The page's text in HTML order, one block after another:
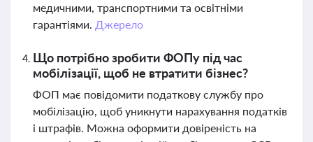
медичними, транспортними та освітніми
гарантіями. Джерело
Що потрібно зробити ФОПу під час
мобілізації, щоб не втратити бізнес?
ФОП має повідомити податкову службу про
мобілізацію, щоб уникнути нарахування податків
і штрафів. Можна оформити довіреність на